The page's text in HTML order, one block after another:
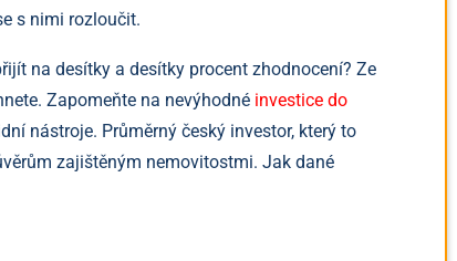
s nimi rozloučit.
na desítky a desítky procent zhodnocení? Ze
Zapomeňte na nevýhodné investice do
nástroje. Průměrný český investor, který to
zajištěným nemovitostmi. Jak dané